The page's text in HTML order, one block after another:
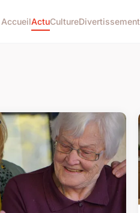
AccueilActuCultureDivertissement